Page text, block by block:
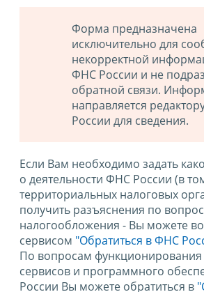
Форма предназначена
исключительно для
некорректной
ФНС России и не
обратной связи.
направляется
России для сведения.
Если Вам необходимо задать
о деятельности ФНС России (в
территориальных налоговых
получить разъяснения по
налогообложения - Вы можете
сервисом "Обратиться в ФНС
По вопросам функционирования
сервисов и программного
России Вы можете обратиться в